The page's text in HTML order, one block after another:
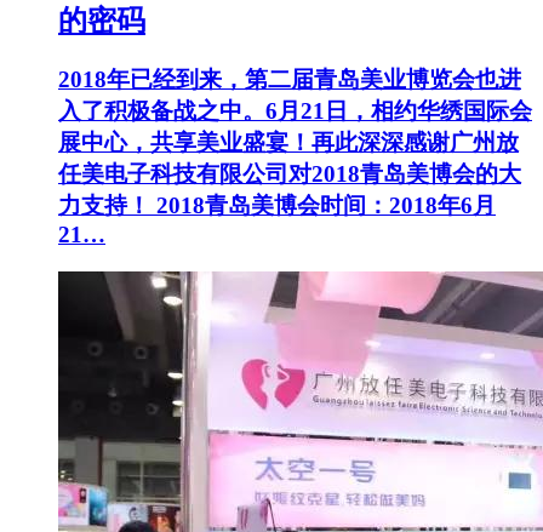
的密码
2018年已经到来，第二届青岛美业博览会也进
入了积极备战之中。6月21日，相约华绣国际会
展中心，共享美业盛宴！再此深深感谢广州放
任美电子科技有限公司对2018青岛美博会的大
力支持！ 2018青岛美博会时间：2018年6月
21…